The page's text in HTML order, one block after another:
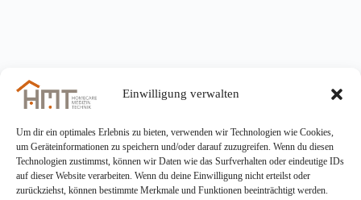
Einwilligung verwalten
Um dir ein optimales Erlebnis zu bieten, verwenden wir Technologien wie Cookies,
um Geräteinformationen zu speichern und/oder darauf zuzugreifen. Wenn du diesen
Technologien zustimmst, können wir Daten wie das Surfverhalten oder eindeutige IDs
auf dieser Website verarbeiten. Wenn du deine Einwilligung nicht erteilst oder
zurückziehst, können bestimmte Merkmale und Funktionen beeinträchtigt werden.